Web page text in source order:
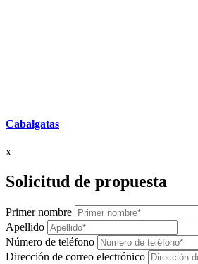
Cabalgatas
x
Solicitud de propuesta
Primer nombre
Apellido
Número de teléfono
Dirección de correo electrónico